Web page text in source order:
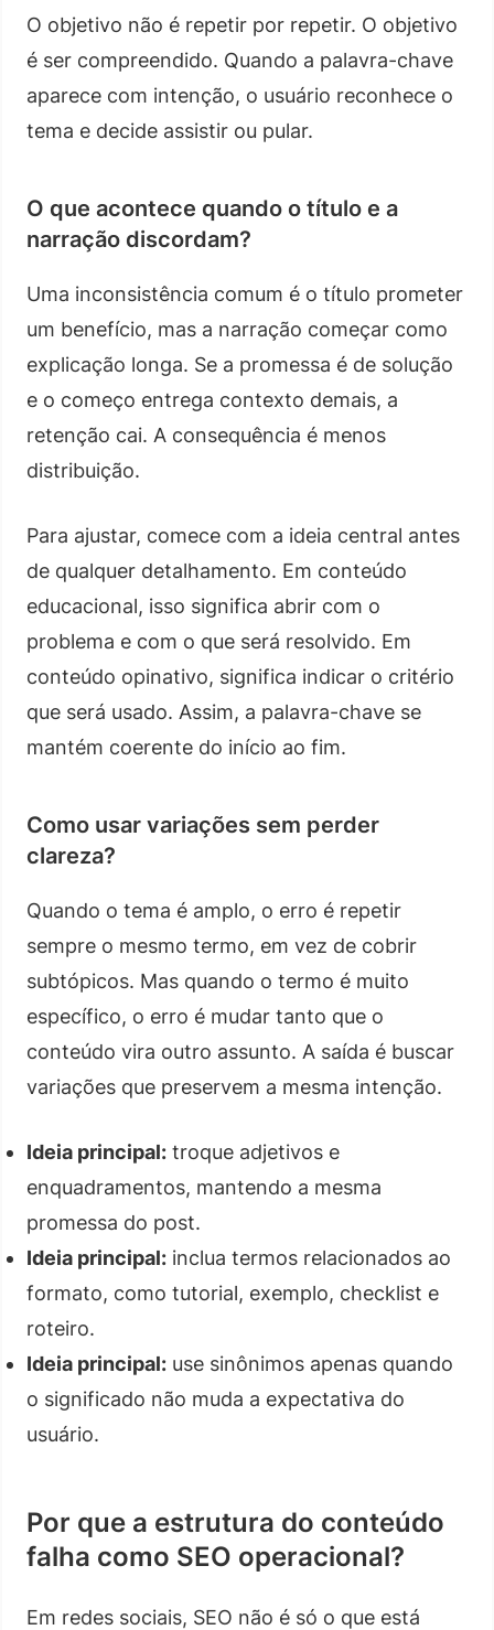
O objetivo não é repetir por repetir. O objetivo
é ser compreendido. Quando a palavra-chave
aparece com intenção, o usuário reconhece o
tema e decide assistir ou pular.
O que acontece quando o título e a
narração discordam?
Uma inconsistência comum é o título prometer
um benefício, mas a narração começar como
explicação longa. Se a promessa é de solução
e o começo entrega contexto demais, a
retenção cai. A consequência é menos
distribuição.
Para ajustar, comece com a ideia central antes
de qualquer detalhamento. Em conteúdo
educacional, isso significa abrir com o
problema e com o que será resolvido. Em
conteúdo opinativo, significa indicar o critério
que será usado. Assim, a palavra-chave se
mantém coerente do início ao fim.
Como usar variações sem perder
clareza?
Quando o tema é amplo, o erro é repetir
sempre o mesmo termo, em vez de cobrir
subtópicos. Mas quando o termo é muito
específico, o erro é mudar tanto que o
conteúdo vira outro assunto. A saída é buscar
variações que preservem a mesma intenção.
Ideia principal: troque adjetivos e
enquadramentos, mantendo a mesma
promessa do post.
Ideia principal: inclua termos relacionados ao
formato, como tutorial, exemplo, checklist e
roteiro.
Ideia principal: use sinônimos apenas quando
o significado não muda a expectativa do
usuário.
Por que a estrutura do conteúdo
falha como SEO operacional?
Em redes sociais, SEO não é só o que está